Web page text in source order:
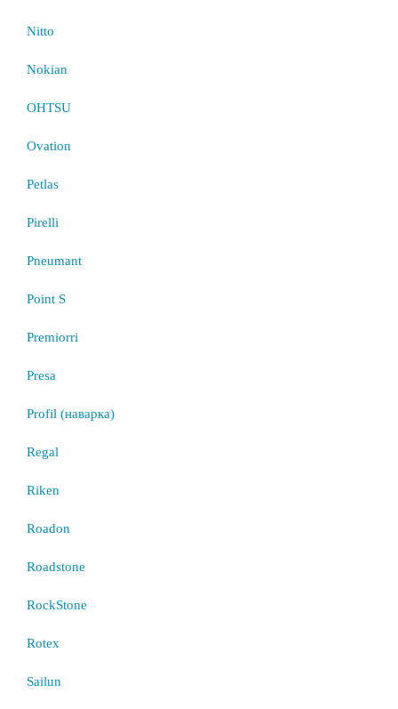
Nitto
Nokian
OHTSU
Ovation
Petlas
Pirelli
Pneumant
Point S
Premiorri
Presa
Profil (наварка)
Regal
Riken
Roadon
Roadstone
RockStone
Rotex
Sailun